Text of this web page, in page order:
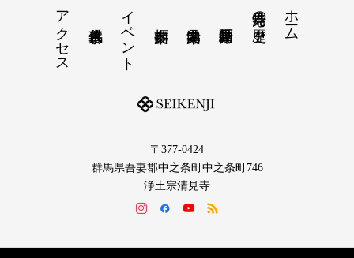
ホーム
清見寺の歴史
イベント
アクセス
〒377-0424
群馬県吾妻郡中之条町中之条町746
浄土宗清見寺